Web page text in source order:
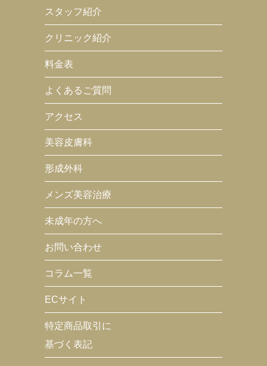
スタッフ紹介
クリニック紹介
料金表
よくあるご質問
アクセス
美容皮膚科
形成外科
メンズ美容治療
未成年の方へ
お問い合わせ
コラム一覧
ECサイト
特定商品取引に
基づく表記